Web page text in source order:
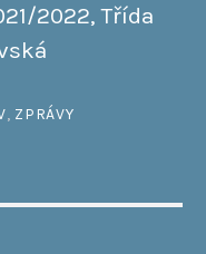
2022, Třída
, ZPRÁVY